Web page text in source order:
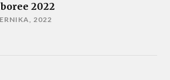
2022
2022